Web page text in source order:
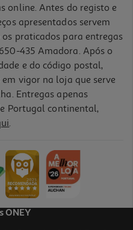
Grs
online. Antes do registo e
apresentados servem
praticados para entregas
435 Amadora. Após o
e do código postal,
vigor na loja que serve
Entregas apenas
Portugal continental,
.
ONEY